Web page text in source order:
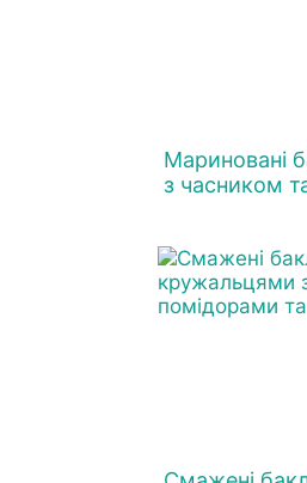
Мариновані
з часником